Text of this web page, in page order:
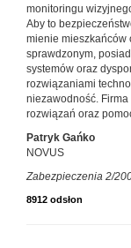
monitoringu
Aby to
mienie mieszkańców
sprawdzonym,
systemów oraz
rozwiązaniami
niezawodność.
rozwiązań oraz
Patryk Gańko
NOVUS
Zabezpieczenia 2/
8912 odsłon